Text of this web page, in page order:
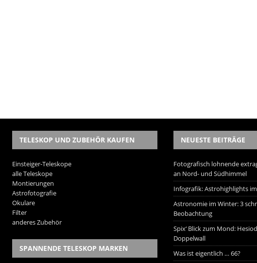
TELESKOP UND ZUBEHÖR KAUFEN
Einsteiger-Teleskope
alle Teleskope
Montierungen
Astrofotografie
Okulare
Filter
anderes Zubehör
SPANNENDE TELESKOP MARKEN
NEUESTE BEITRÄGE
Fotografisch lohnende
an Nord- und Südhimmel
Infografik: Astrohighlights
Astronomie im Winter: 3
Beobachtung
Spix‘ Blick zum Mond:
Doppelwall
Was ist eigentlich … 66?